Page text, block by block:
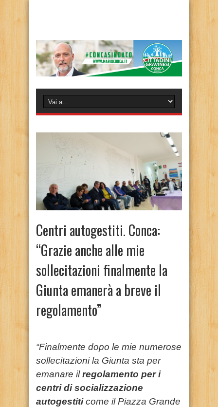
Centri autogestiti. Conca:
“Grazie anche alle mie
sollecitazioni finalmente la
Giunta emanerà a breve il
regolamento”
“Finalmente dopo le mie numerose
sollecitazioni la Giunta sta per
emanare ilregolamento per i
centri di socializzazione
autogestiticome il Piazza Grande